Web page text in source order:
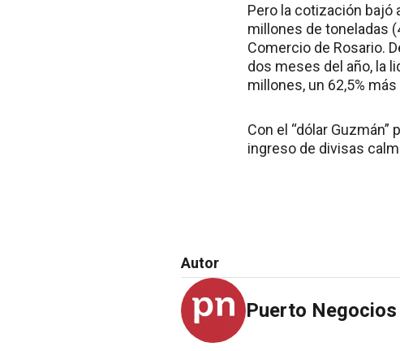
Pero la cotización bajó
millones de toneladas
Comercio de Rosario.
dos meses del año, la
millones, un 62,5%
Con el “dólar
ingreso de divisas
Autor
Puerto Negocios